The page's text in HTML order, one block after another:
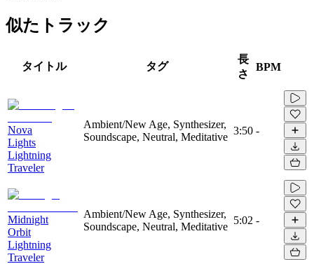
似たトラック
タイトル タグ
長
さ
BPM
Nova
Lights
Lightning
Traveler
Ambient/New Age, Synthesizer,
Soundscape, Neutral, Meditative
3:50 -
Midnight
Orbit
Lightning
Traveler
Ambient/New Age, Synthesizer,
Soundscape, Neutral, Meditative
5:02 -